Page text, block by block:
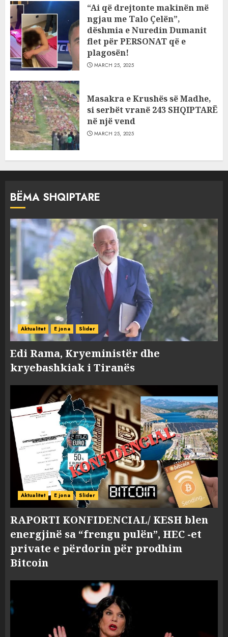
“Ai që drejtonte makinën më
ngjau me Talo Çelën”,
dëshmia e Nuredin Dumanit
flet për PERSONAT që e
plagosën!
MARCH 25, 2025
Masakra e Krushës së Madhe,
si serbët vranë 243 SHQIPTARË
në një vend
MARCH 25, 2025
BËMA SHQIPTARE
Aktualitet E jona Slider
Edi Rama, Kryeministër dhe
kryebashkiak i Tiranës
Aktualitet E jona Slider
RAPORTI KONFIDENCIAL/ KESH blen
energjinë sa “frengu pulën”, HEC -et
private e përdorin për prodhim
Bitcoin